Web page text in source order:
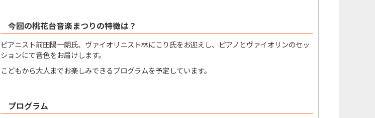
今回の桃花台音楽まつりの特徴は？
ピアニスト前田陽一朗氏、ヴァイオリニスト林にこり氏をお迎えし、ピアノとヴァイオリンのセッ
ションにて音色をお届けします。
こどもから大人までお楽しみできるプログラムを予定しています。
プログラム